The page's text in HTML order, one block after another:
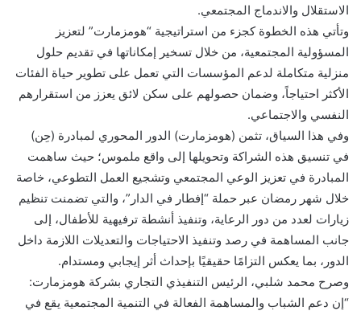
الاستقلال والاندماج المجتمعي.
وتأتي هذه الخطوة كجزء من استراتيجية “هومزمارت” لتعزيز
المسؤولية المجتمعية، من خلال تسخير إمكاناتها في تقديم حلول
منزلية متكاملة لدعم المؤسسات التي تعمل على تطوير حياة الفئات
الأكثر احتياجاً، وضمان حصولهم على سكن لائق يعزز من استقرارهم
النفسي والاجتماعي.
وفي هذا السياق، تثمن (هومزمارت) الدور المحوري لمبادرة (حِن)
في تنسيق هذه الشراكة وتحويلها إلى واقع ملموس؛ حيث ساهمت
المبادرة في تعزيز الوعي المجتمعي وتشجيع العمل التطوعي، خاصة
خلال شهر رمضان عبر حملة “إفطار في الدار”، والتي تضمنت تنظيم
زيارات لعدد من دور الرعاية، وتنفيذ أنشطة ترفيهية للأطفال، إلى
جانب المساهمة في رصد وتنفيذ الاحتياجات والتعديلات اللازمة داخل
الدور، بما يعكس التزامًا حقيقيًا بإحداث أثر إيجابي ومستدام.
وصرح محمد شلبي، الرئيس التنفيذي التجاري بشركة هومزمارت:
“إن دعم الشباب والمساهمة الفعالة في التنمية المجتمعية يقع في